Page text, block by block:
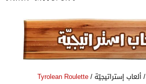
ألعاب إستراتيجيّة/
Tyrolean Roulette